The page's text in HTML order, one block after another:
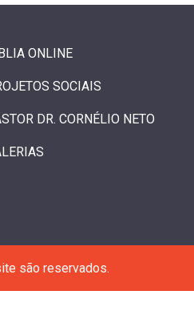
ONLINE
SOCIAIS
DR. CORNÉLIO NETO
são reservados.